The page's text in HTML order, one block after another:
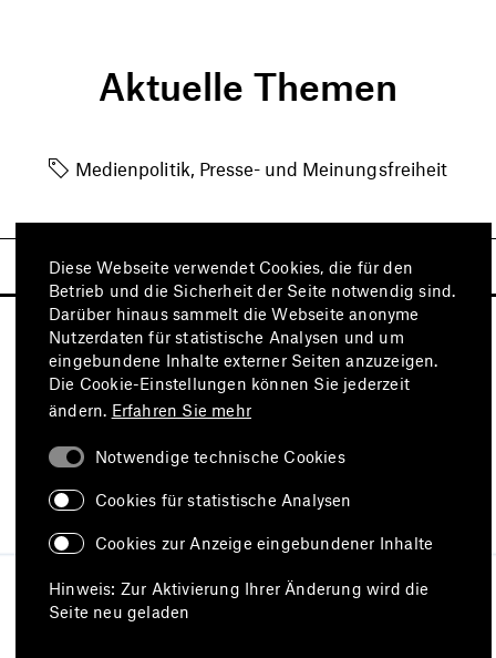
Aktuelle Themen
Medienpolitik, Presse- und Meinungsfreiheit
Besuchen Sie auch
Impressum
Datenschutz
Nutzungsbedingungen
Erklärung zur Barrierefreiheit
Diese Webseite verwendet Cookies, die für den
Betrieb und die Sicherheit der Seite notwendig sind.
Darüber hinaus sammelt die Webseite anonyme
Nutzerdaten für statistische Analysen und um
eingebundene Inhalte externer Seiten anzuzeigen.
Die Cookie-Einstellungen können Sie jederzeit
ändern. Erfahren Sie mehr
Notwendige technische Cookies
Cookies für statistische Analysen
Cookies zur Anzeige eingebundener Inhalte
Hinweis: Zur Aktivierung Ihrer Änderung wird die
Seite neu geladen